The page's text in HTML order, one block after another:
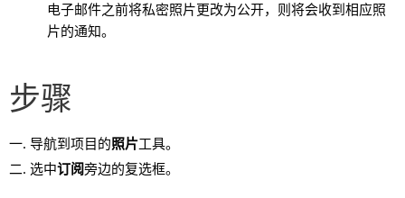
电子邮件之前将私密照片更改为公开，则将会收到相应照
片的通知。
步骤
导航到项目的照片工具。
选中订阅旁边的复选框。